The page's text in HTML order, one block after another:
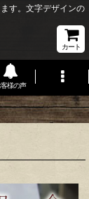
す。文字デザインの
カート
客様の声